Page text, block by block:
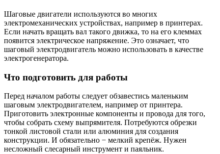
Шаговые двигатели используются во многих
электромеханических устройствах, например в принтерах.
Если начать вращать вал такого движка, то на его клеммах
появится электрическое напряжение. Это означает, что
шаговый электродвигатель можно использовать в качестве
электрогенератора.
Что подготовить для работы
Перед началом работы следует обзавестись маленьким
шаговым электродвигателем, например от принтера.
Приготовить электронные компоненты и провода для того,
чтобы собрать схему выпрямителя. Потребуются обрезки
тонкой листовой стали или алюминия для создания
конструкции. И обязательно − мелкий крепёж. Нужен
несложный слесарный инструмент и паяльник.